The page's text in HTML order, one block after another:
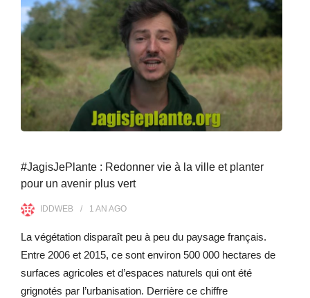
#JagisJePlante : Redonner vie à la ville et planter
pour un avenir plus vert
IDDWEB 1 AN AGO
La végétation disparaît peu à peu du paysage français.
Entre 2006 et 2015, ce sont environ 500 000 hectares de
surfaces agricoles et d’espaces naturels qui ont été
grignotés par l’urbanisation. Derrière ce chiffre